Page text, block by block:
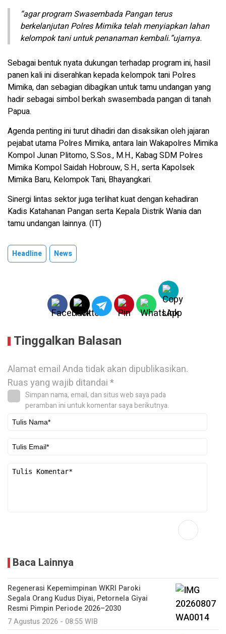
“agar program Swasembada Pangan terus
berkelanjutan Polres Mimika telah menyiapkan lahan
kelompok tani untuk penanaman kembali.”ujarnya.
Sebagai bentuk nyata dukungan terhadap program ini, hasil
panen kali ini diserahkan kepada kelompok tani Polres
Mimika, dan sebagian dibagikan untuk tamu undangan yang
hadir sebagai simbol berkah swasembada pangan di tanah
Papua.
Agenda penting ini turut dihadiri dan disaksikan oleh jajaran
pejabat utama Polres Mimika, antara lain Wakapolres Mimika
Kompol Junan Plitomo, S.Sos., M.H., Kabag SDM Polres
Mimika Kompol Saidah Hobrouw, S.H., serta Kapolsek
Mimika Baru, Kelompok Tani, Bhayangkari.
Sinergi lintas sektor juga terlihat kuat dengan kehadiran
Kadis Katahanan Pangan serta Kepala Distrik Wania dan
tamu undangan lainnya. (IT)
Headline News
Tinggalkan Balasan
Alamat email Anda tidak akan dipublikasikan.
Ruas yang wajib ditandai*
Simpan nama, email, dan situs web saya pada
peramban ini untuk komentar saya berikutnya.
Baca Lainnya
Regenerasi Kepemimpinan WKRI Paroki
Segala Orang Kudus Diyai, Petornela Giyai
Resmi Pimpin Periode 2026–2030
7 Agustus 2026 - 08:55 WIB